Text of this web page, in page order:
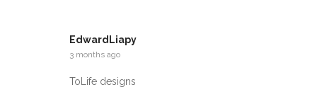
EdwardLiapy
3 months ago
ToLife designs